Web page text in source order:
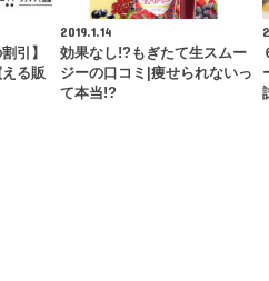
引】
る販
2019.1.14
効果なし!?もぎたて生スムー
ジーの口コミ|痩せられないっ
て本当!?